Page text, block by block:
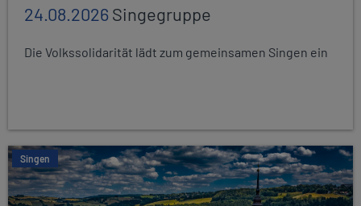
24.08.2026Singegruppe
Die Volkssolidarität lädt zum gemeinsamen Singen ein
Singen